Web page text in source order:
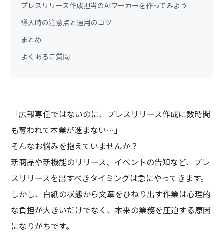
プレスリリース作成担当のAIワーカーを作ってみよう
導入時の注意点と運用のコツ
まとめ
よくあるご質問
「広報専任ではないのに、プレスリリース作成に数時間
も奪われて本業が進まない…」
そんなお悩みを抱えていませんか？
新商品や新機能のリリース、イベントの告知など、プレ
スリリースを出すべきタイミングは急にやってきます。
しかし、白紙の状態から文章をひねり出す作業は心理的
な負担が大きいだけでなく、本来の業務を圧迫する原因
になりがちです。